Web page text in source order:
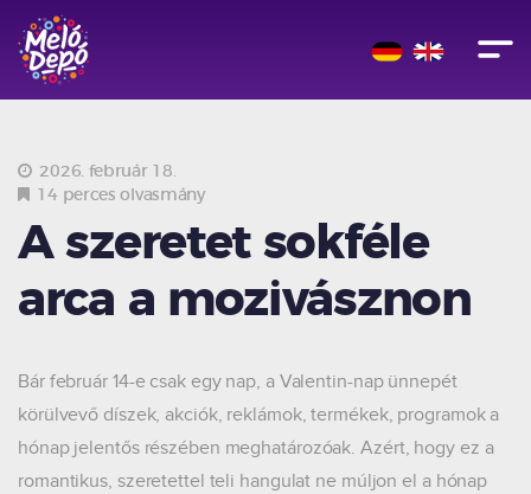
2026. február 18.
14 perces olvasmány
A szeretet sokféle
arca a mozivásznon
Bár február 14-e csak egy nap, a Valentin-nap ünnepét
körülvevő díszek, akciók, reklámok, termékek, programok a
hónap jelentős részében meghatározóak. Azért, hogy ez a
romantikus, szeretettel teli hangulat ne múljon el a hónap